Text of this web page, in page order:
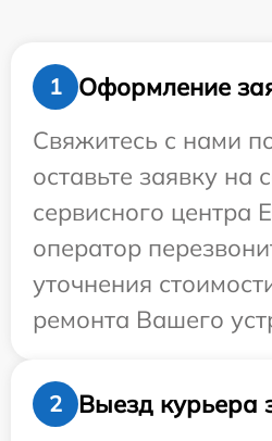
1
Оформление
Свяжитесь с нами
оставьте заявку на
сервисного центра
оператор
уточнения
ремонта Вашего
2
Выезд курьера